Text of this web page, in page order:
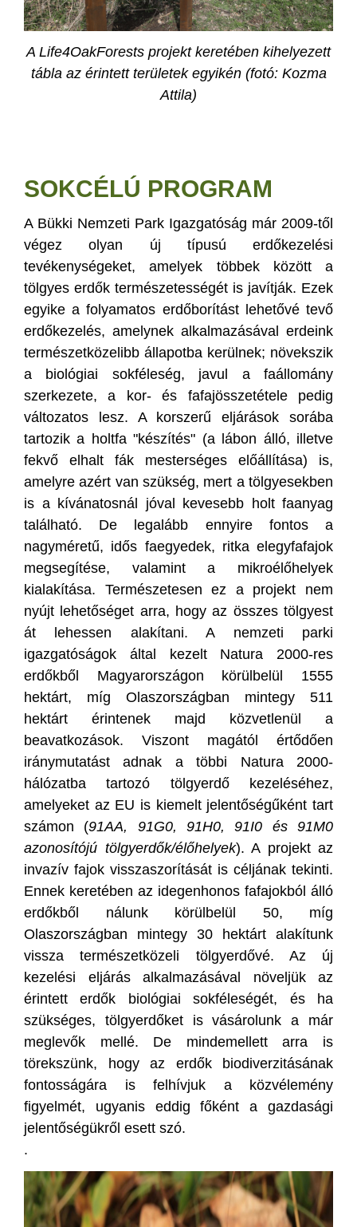
A Life4OakForests projekt keretében kihelyezett
tábla az érintett területek egyikén (fotó: Kozma
Attila)
SOKCÉLÚ PROGRAM
A Bükki Nemzeti Park Igazgatóság már 2009-től
végez olyan új típusú erdőkezelési
tevékenységeket, amelyek többek között a
tölgyes erdők természetességét is javítják. Ezek
egyike a folyamatos erdőborítást lehetővé tevő
erdőkezelés, amelynek alkalmazásával erdeink
természetközelibb állapotba kerülnek; növekszik
a biológiai sokféleség, javul a faállomány
szerkezete, a kor- és fafajösszetétele pedig
változatos lesz. A korszerű eljárások sorába
tartozik a holtfa "készítés" (a lábon álló, illetve
fekvő elhalt fák mesterséges előállítása) is,
amelyre azért van szükség, mert a tölgyesekben
is a kívánatosnál jóval kevesebb holt faanyag
található. De legalább ennyire fontos a
nagyméretű, idős faegyedek, ritka elegyfafajok
megsegítése, valamint a mikroélőhelyek
kialakítása. Természetesen ez a projekt nem
nyújt lehetőséget arra, hogy az összes tölgyest
át lehessen alakítani. A nemzeti parki
igazgatóságok által kezelt Natura 2000-res
erdőkből Magyarországon körülbelül 1555
hektárt, míg Olaszországban mintegy 511
hektárt érintenek majd közvetlenül a
beavatkozások. Viszont magától értődően
iránymutatást adnak a többi Natura 2000-
hálózatba tartozó tölgyerdő kezeléséhez,
amelyeket az EU is kiemelt jelentőségűként tart
számon (91AA, 91G0, 91H0, 91I0 és 91M0
azonosítójú tölgyerdők/élőhelyek). A projekt az
invazív fajok visszaszorítását is céljának tekinti.
Ennek keretében az idegenhonos fafajokból álló
erdőkből nálunk körülbelül 50, míg
Olaszországban mintegy 30 hektárt alakítunk
vissza természetközeli tölgyerdővé. Az új
kezelési eljárás alkalmazásával növeljük az
érintett erdők biológiai sokféleségét, és ha
szükséges, tölgyerdőket is vásárolunk a már
meglevők mellé. De mindemellett arra is
törekszünk, hogy az erdők biodiverzitásának
fontosságára is felhívjuk a közvélemény
figyelmét, ugyanis eddig főként a gazdasági
jelentőségükről esett szó.
.